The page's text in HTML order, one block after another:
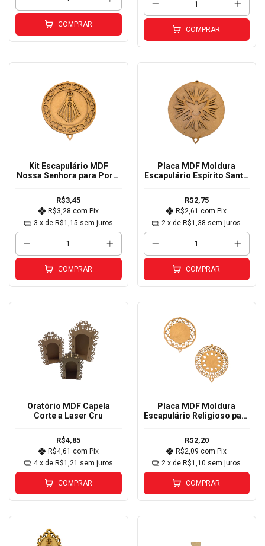
COMPRAR
COMPRAR
Kit Escapulário MDF
Nossa Senhora para Porta
R$3,45
R$3,28 com Pix
3 x de R$1,15 sem juros
COMPRAR
Placa MDF Moldura
Escapulário Espírito Santo
R$2,75
R$2,61com Pix
2 x de R$1,38 sem juros
COMPRAR
Oratório MDF Capela
Corte a Laser Cru
R$4,85
R$4,61 com Pix
4 x de R$1,21 sem juros
COMPRAR
Placa MDF Moldura
Escapulário Religioso para
R$2,20
R$2,09com Pix
2 x deR$1,10 sem juros
COMPRAR